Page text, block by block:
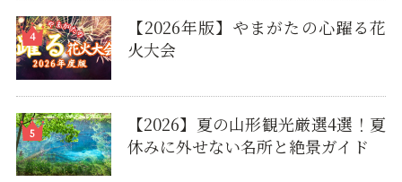
【2026年版】やまがたの心躍る花
火大会
【2026】夏の山形観光厳選4選！夏
休みに外せない名所と絶景ガイド